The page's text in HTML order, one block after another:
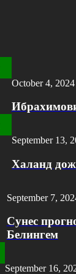
October 4, 2024
September 13,
Халанд
September 7,
Сунес
Белингем
September 16,